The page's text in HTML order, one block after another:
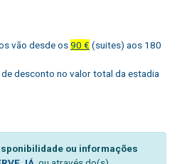
vão desde os90 € (suites) aos 180
desconto no valor total da estadia
ou informações